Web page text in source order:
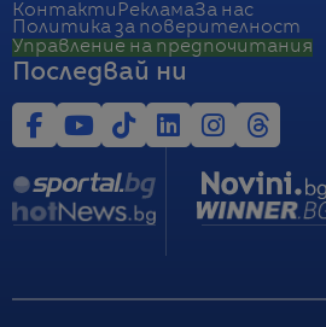
Контакти РекламаЗа нас
Политика за поверителност
Управление на предпочитания
Последвай ни